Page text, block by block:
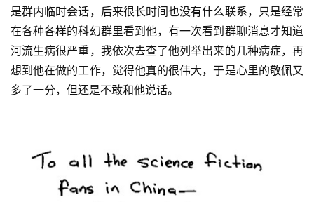
是群内临时会话，后来很长时间也没有什么联系，只是经常
在各种各样的科幻群里看到他，有一次看到群聊消息才知道
河流生病很严重，我依次去查了他列举出来的几种病症，再
想到他在做的工作，觉得他真的很伟大，于是心里的敬佩又
多了一分，但还是不敢和他说话。